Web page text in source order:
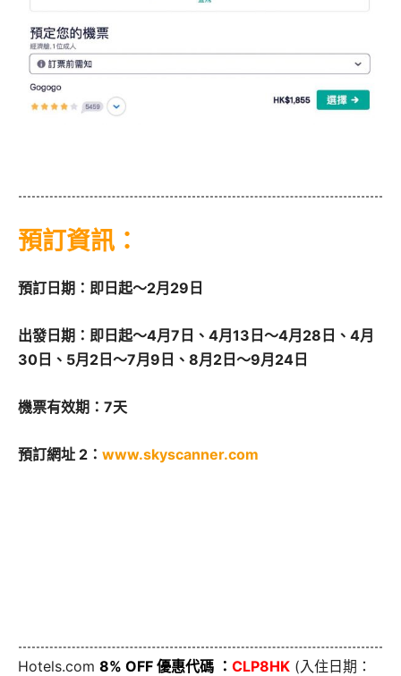
預訂資訊：
預訂日期：即日起～2月29日
出發日期：即日起～4月7日、4月13日～4月28日、4月
30日、5月2日～7月9日、8月2日～9月24日
機票有效期：7天
預訂網址 2： www.skyscanner.com
Hotels.com 8% OFF 優惠代碼 ： CLP8HK (入住日期：